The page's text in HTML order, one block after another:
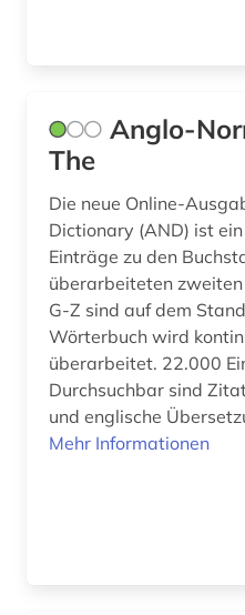
gesellschaft (3)
gesetze (1)
gesetzgebung (1)
Anglo-
The
Die neue Online-
Dictionary (AND) ist
Einträge zu den
überarbeiteten
G-Z sind auf dem
Wörterbuch wird
überarbeitet. 22.000
Durchsuchbar sind
und englische
Mehr Informationen